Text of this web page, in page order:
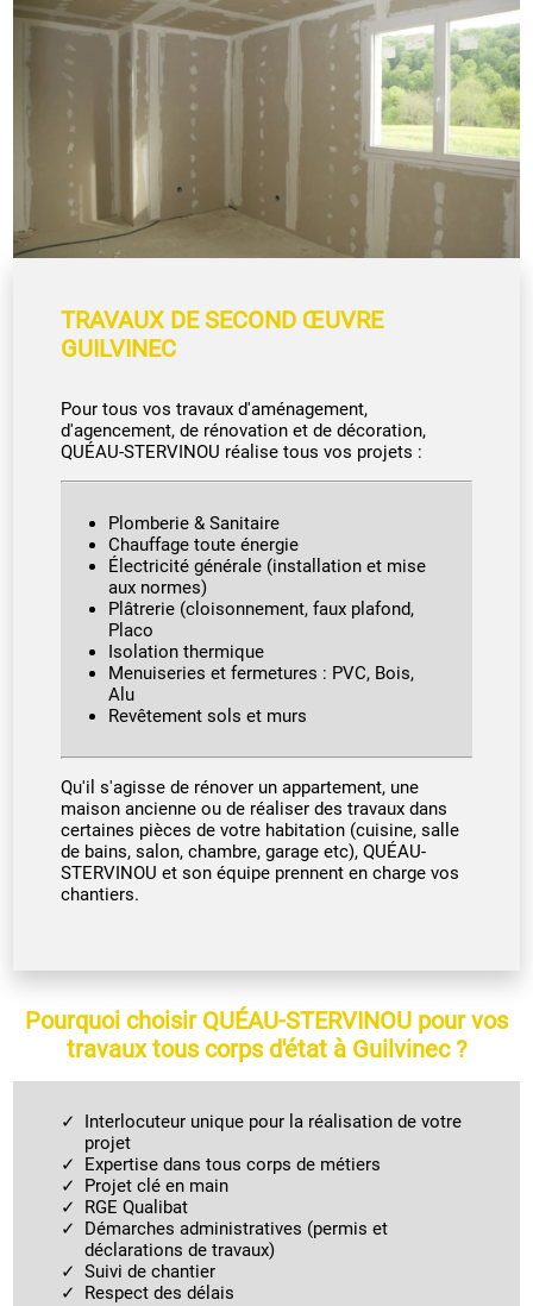
TRAVAUX DE SECOND ŒUVRE
GUILVINEC
Pour tous vos travaux d'aménagement,
d'agencement, de rénovation et de décoration,
QUÉAU-STERVINOU réalise tous vos projets :
Plomberie & Sanitaire
Chauffage toute énergie
Électricité générale (installation et mise
aux normes)
Plâtrerie (cloisonnement, faux plafond,
Placo
Isolation thermique
Menuiseries et fermetures : PVC, Bois,
Alu
Revêtement sols et murs
Qu'il s'agisse de rénover un appartement, une
maison ancienne ou de réaliser des travaux dans
certaines pièces de votre habitation (cuisine, salle
de bains, salon, chambre, garage etc), QUÉAU-
STERVINOU et son équipe prennent en charge vos
chantiers.
Pourquoi choisir QUÉAU-STERVINOU pour vos
travaux tous corps d'état à Guilvinec ?
Interlocuteur unique pour la réalisation de votre
projet
Expertise dans tous corps de métiers
Projet clé en main
RGE Qualibat
Démarches administratives (permis et
déclarations de travaux)
Suivi de chantier
Respect des délais